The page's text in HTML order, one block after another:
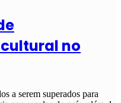
no
a serem superados para